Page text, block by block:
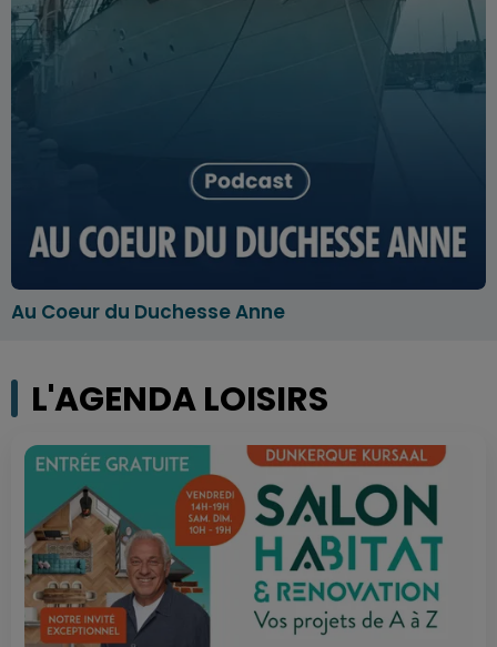
Au Coeur du Duchesse Anne
L'AGENDA LOISIRS